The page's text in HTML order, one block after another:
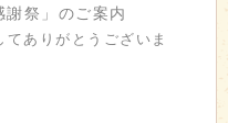
祭」のご案内
ありがとうございま